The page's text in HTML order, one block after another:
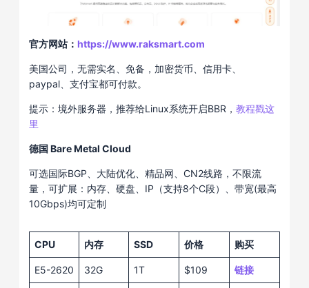
官方网站： https://www.raksmart.com
美国公司，无需实名、免备，加密货币、信用卡、
paypal、支付宝都可付款。
提示：境外服务器，推荐给Linux系统开启BBR， 教程戳这
里
德国 Bare Metal Cloud
可选国际BGP、大陆优化、精品网、CN2线路，不限流
量，可扩展：内存、硬盘、IP（支持8个C段）、带宽(最高
10Gbps)均可定制
CPU 内存 SSD 价格 购买
E5-2620 32G 1T $109 链接